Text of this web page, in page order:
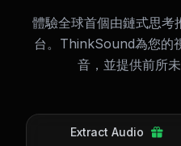
體驗全球首個由鏈式思
台。ThinkSound為您的
音，並提供前所
Extract Audio